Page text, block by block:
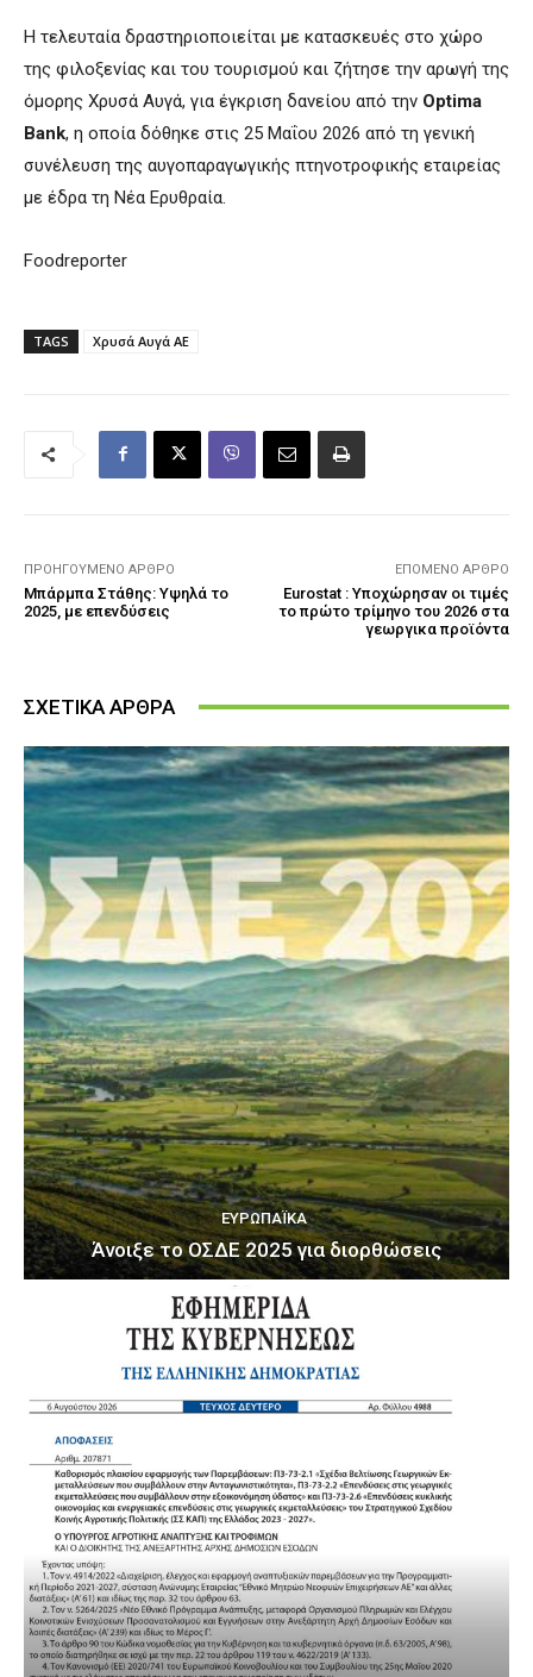
Η τελευταία δραστηριοποιείται με κατασκευές στο χώρο
της φιλοξενίας και του τουρισμού και ζήτησε την αρωγή της
όμορης Χρυσά Αυγά, για έγκριση δανείου από την Optima
Bank, η οποία δόθηκε στις 25 Μαΐου 2026 από τη γενική
συνέλευση της αυγοπαραγωγικής πτηνοτροφικής εταιρείας
με έδρα τη Νέα Ερυθραία.
Foodreporter
TAGS Χρυσά Αυγά ΑΕ
ΠΡΟΗΓΟΎΜΕΝΟ ΆΡΘΡΟ
Μπάρμπα Στάθης: Yψηλά το
2025, με επενδύσεις
ΕΠΌΜΕΝΟ ΆΡΘΡΟ
Eurostat : Υποχώρησαν οι τιμές
το πρώτο τρίμηνο του 2026 στα
γεωργικα προϊόντα
ΣΧΕΤΙΚΑ ΑΡΘΡΑ
ΕΥΡΩΠΑΪΚΆ
Άνοιξε το ΟΣΔΕ 2025 για διορθώσεις